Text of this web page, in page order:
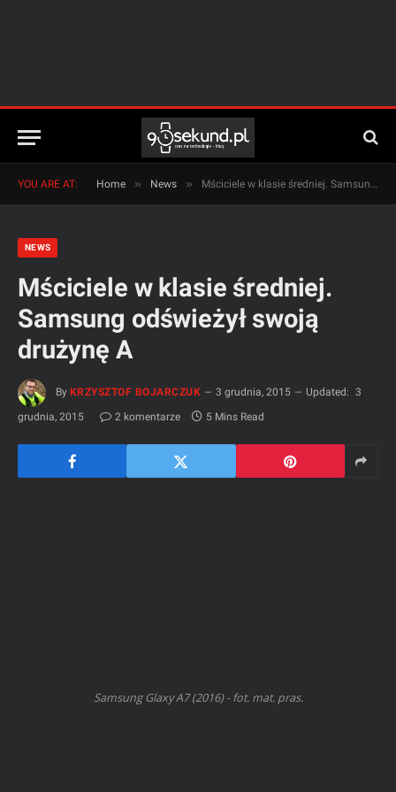
YOU ARE AT: Home » News » Mściciele w klasie średniej. Samsung odświeżył swoją drużynę A
NEWS
Mściciele w klasie średniej.
Samsung odświeżył swoją
drużynę A
By KRZYSZTOF BOJARCZUK 3 grudnia, 2015 Updated: 3
grudnia, 2015
2 komentarze 5 Mins Read
Samsung Glaxy A7 (2016) - fot. mat. pras.